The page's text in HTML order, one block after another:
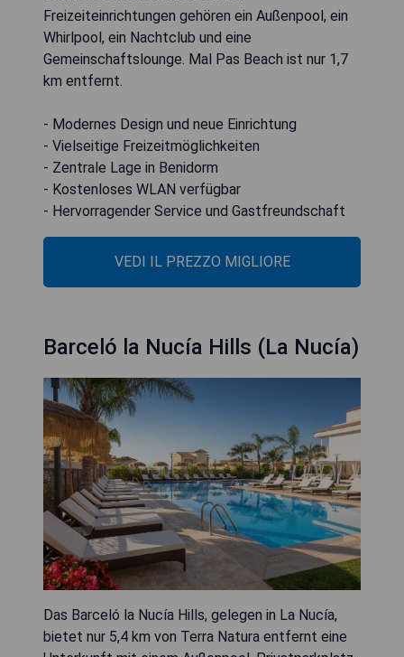
Freizeiteinrichtungen gehören ein Außenpool, ein
Whirlpool, ein Nachtclub und eine
Gemeinschaftslounge. Mal Pas Beach ist nur 1,7
km entfernt.
- Modernes Design und neue Einrichtung
- Vielseitige Freizeitmöglichkeiten
- Zentrale Lage in Benidorm
- Kostenloses WLAN verfügbar
- Hervorragender Service und Gastfreundschaft
VEDI IL PREZZO MIGLIORE
Barceló la Nucía Hills (La Nucía)
Das Barceló la Nucía Hills, gelegen in La Nucía,
bietet nur 5,4 km von Terra Natura entfernt eine